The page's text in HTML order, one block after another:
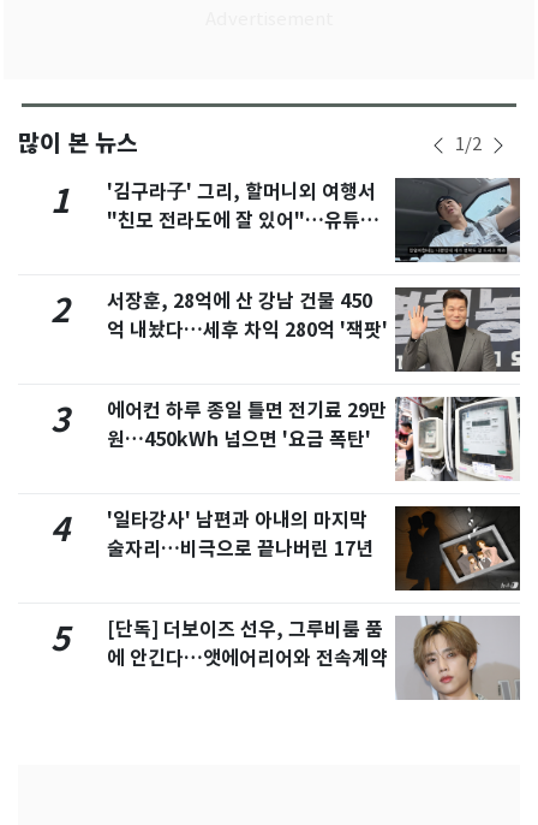
많이 본 뉴스 1/2
1
'김구라子' 그리, 할머니외 여행서
"친모 전라도에 잘 있어"…유튜브
2
서장훈, 28억에 산 강남 건물 450
억 내놨다…세후 차익 280억 '잭팟'
3
에어컨 하루 종일 틀면 전기료 29만
원…450kWh 넘으면 '요금 폭탄'
4
'일타강사' 남편과 아내의 마지막
술자리…비극으로 끝나버린 17년
5
[단독] 더보이즈 선우, 그루비룸 품
에 안긴다…앳에어리어와 전속계약